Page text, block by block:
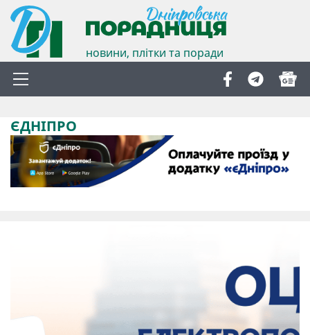
новини, плітки та поради
ЄДНІПРО